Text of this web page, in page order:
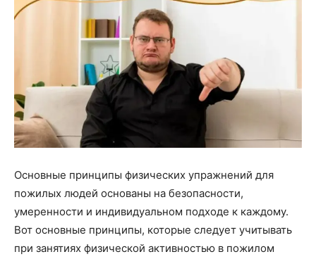
Основные принципы физических упражнений для
пожилых людей основаны на безопасности,
умеренности и индивидуальном подходе к каждому.
Вот основные принципы, которые следует учитывать
при занятиях физической активностью в пожилом